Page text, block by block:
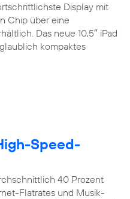
Display mit
Chip über eine
Das neue 10,5″ iPad
kompaktes
Speed-
40 Prozent
Flatrates und Musik-